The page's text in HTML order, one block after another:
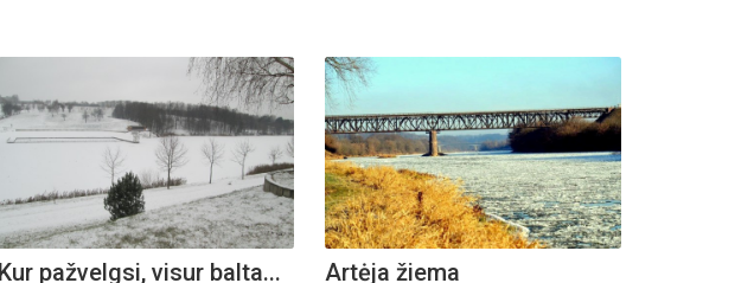
Kur pažvelgsi, visur balta... Artėja žiema